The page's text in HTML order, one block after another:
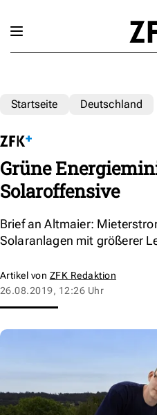
Startseite Deutschland
Grüne
Solaroffensive
Brief an Altmaier:
Solaranlagen mit größerer
Artikel von ZFK Redaktion
26.08.2019, 12:26 Uhr